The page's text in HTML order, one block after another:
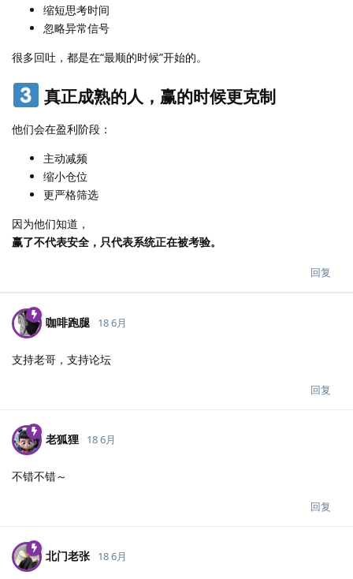
缩短思考时间
忽略异常信号
很多回吐，都是在“最顺的时候”开始的。
真正成熟的人，赢的时候更克制
他们会在盈利阶段：
主动减频
缩小仓位
更严格筛选
因为他们知道，
赢了不代表安全，只代表系统正在被考验。
回复
咖啡跑腿 18 6月
支持老哥，支持论坛
回复
老狐狸 18 6月
不错不错～
回复
北门老张 18 6月